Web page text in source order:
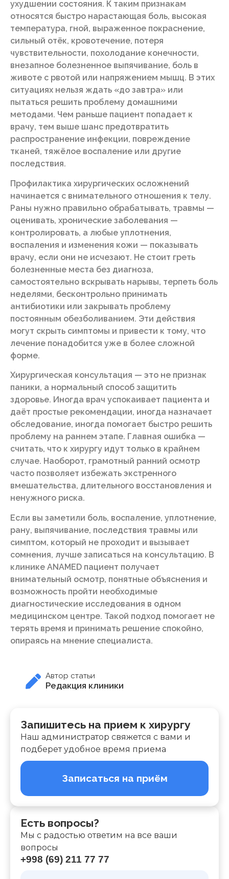
ухудшении состояния. К таким признакам
относятся быстро нарастающая боль, высокая
температура, гной, выраженное покраснение,
сильный отёк, кровотечение, потеря
чувствительности, похолодание конечности,
внезапное болезненное выпячивание, боль в
животе с рвотой или напряжением мышц. В этих
ситуациях нельзя ждать «до завтра» или
пытаться решить проблему домашними
методами. Чем раньше пациент попадает к
врачу, тем выше шанс предотвратить
распространение инфекции, повреждение
тканей, тяжёлое воспаление или другие
последствия.
Профилактика хирургических осложнений
начинается с внимательного отношения к телу.
Раны нужно правильно обрабатывать, травмы —
оценивать, хронические заболевания —
контролировать, а любые уплотнения,
воспаления и изменения кожи — показывать
врачу, если они не исчезают. Не стоит греть
болезненные места без диагноза,
самостоятельно вскрывать нарывы, терпеть боль
неделями, бесконтрольно принимать
антибиотики или закрывать проблему
постоянным обезболиванием. Эти действия
могут скрыть симптомы и привести к тому, что
лечение понадобится уже в более сложной
форме.
Хирургическая консультация — это не признак
паники, а нормальный способ защитить
здоровье. Иногда врач успокаивает пациента и
даёт простые рекомендации, иногда назначает
обследование, иногда помогает быстро решить
проблему на раннем этапе. Главная ошибка —
считать, что к хирургу идут только в крайнем
случае. Наоборот, грамотный ранний осмотр
часто позволяет избежать экстренного
вмешательства, длительного восстановления и
ненужного риска.
Если вы заметили боль, воспаление, уплотнение,
рану, выпячивание, последствия травмы или
симптом, который не проходит и вызывает
сомнения, лучше записаться на консультацию. В
клинике ANAMED пациент получает
внимательный осмотр, понятные объяснения и
возможность пройти необходимые
диагностические исследования в одном
медицинском центре. Такой подход помогает не
терять время и принимать решение спокойно,
опираясь на мнение специалиста.
Автор статьи
Редакция клиники
Запишитесь на прием к хирургу
Наш администратор свяжется с вами и
подберет удобное время приема
Записаться на приём
Есть вопросы?
Мы с радостью ответим на все ваши
вопросы
+998 (69) 211 77 77